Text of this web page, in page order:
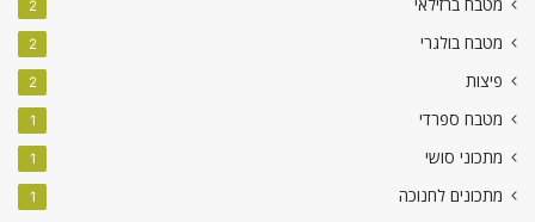
מטבח ברזילאי 2
מטבח בולגרי 2
פיצות 2
מטבח ספרדי 1
מתכוני סושי 1
מתכונים לחנוכה 1